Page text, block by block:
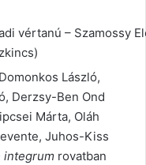
vértanú – Szamossy
László,
Derzsy-Ben Ond
Márta, Oláh
Juhos-Kiss
integrum rovatban